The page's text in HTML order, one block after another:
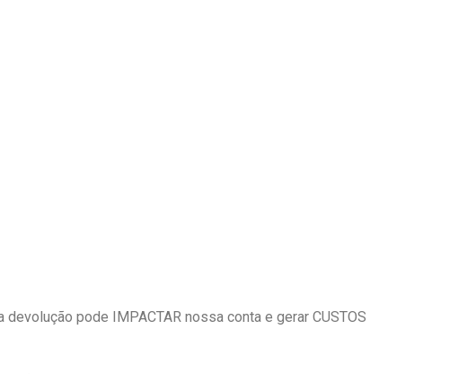
devolução pode IMPACTAR nossa conta e gerar CUSTOS